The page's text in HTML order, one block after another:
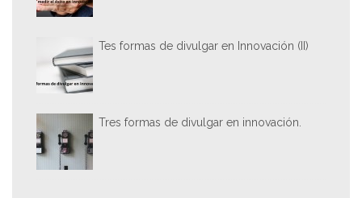
Tes formas de divulgar en Innovación (II)
Tres formas de divulgar en innovación.